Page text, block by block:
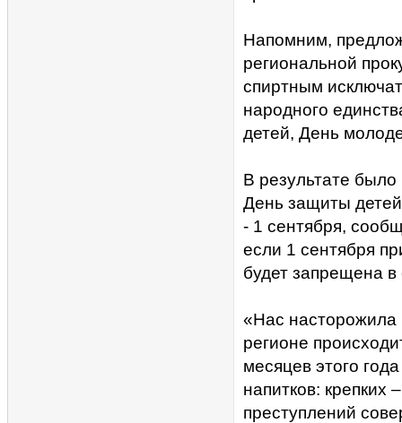
Напомним,
региональной
спиртным
народного
детей, День
В результате было
День защиты
- 1 сентября,
если 1 сентября
будет запрещена
«Нас насторожила
регионе
месяцев этого
напитков: крепких
преступлений